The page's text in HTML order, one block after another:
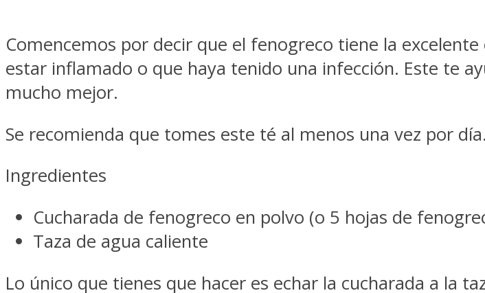
Comencemos por decir que el fenogreco tiene la
estar inflamado o que haya tenido una infección. Este te
mucho mejor.
Se recomienda que tomes este té al menos una vez por
Ingredientes
Cucharada de fenogreco en polvo (o 5 hojas de
Taza de agua caliente
Lo único que tienes que hacer es echar la cucharada a la